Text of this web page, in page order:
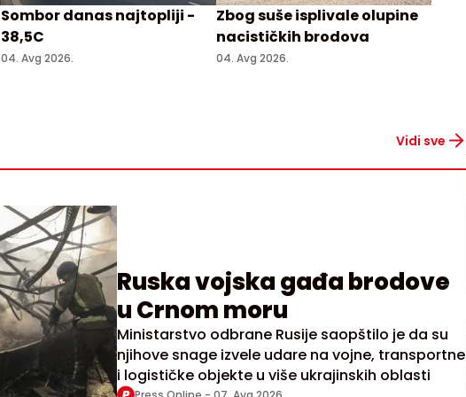
Sombor danas najtopliji -
38,5C
04. Avg 2026.
Zbog suše isplivale olupine
nacističkih brodova
04. Avg 2026.
Vidi sve
Ruska vojska gađa brodove
u Crnom moru
Ministarstvo odbrane Rusije saopštilo je da su
njihove snage izvele udare na vojne, transportne
i logističke objekte u više ukrajinskih oblasti